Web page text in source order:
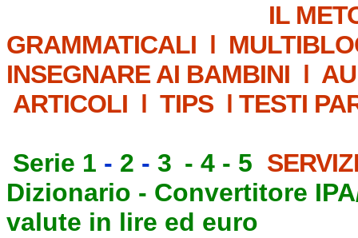
IL
GRAMMATICALI |
INSEGNARE AI BAMBINI |
ARTICOLI | TIPS | TESTI
Serie 1 - 2 - 3 - 4 - 5
Dizionario - Convertitore
valute in lire ed euro